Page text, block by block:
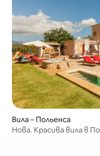
Вила – Польенса
Нова. Красива вила в